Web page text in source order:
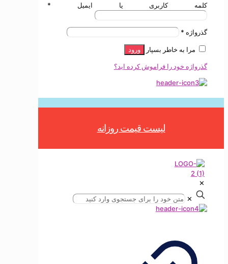
کلمه کاربری یا ایمیل *
گذرواژه *
مرا به خاطر بسپار ورود
گذرواژه خود را فراموش کرده اید؟
لیست قیمت روزانه
✕
✕